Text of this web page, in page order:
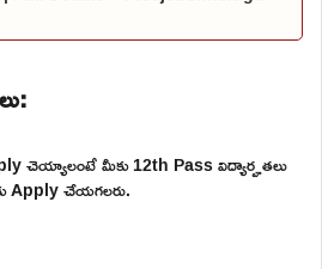
చెయ్యాలంటే మీకు 12th Pass విద్యార్హతలు
Apply చేయగలరు.